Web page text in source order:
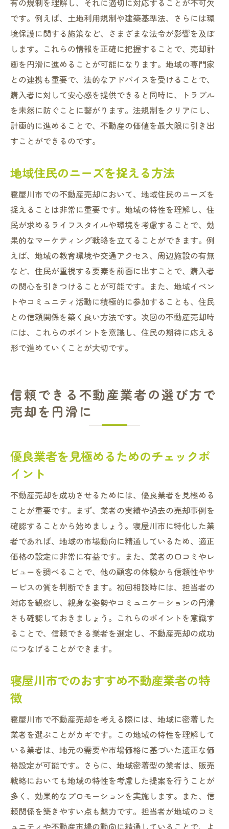
有の規制を理解し、それに適切に対応することが不可欠
です。例えば、土地利用規制や建築基準法、さらには環
境保護に関する施策など、さまざまな法令が影響を及ぼ
します。これらの情報を正確に把握することで、売却計
画を円滑に進めることが可能になります。地域の専門家
との連携も重要で、法的なアドバイスを受けることで、
購入者に対して安心感を提供できると同時に、トラブル
を未然に防ぐことに繋がります。法規制をクリアにし、
計画的に進めることで、不動産の価値を最大限に引き出
すことができるのです。
地域住民のニーズを捉える方法
寝屋川市での不動産売却において、地域住民のニーズを
捉えることは非常に重要です。地域の特性を理解し、住
民が求めるライフスタイルや環境を考慮することで、効
果的なマーケティング戦略を立てることができます。例
えば、地域の教育環境や交通アクセス、周辺施設の有無
など、住民が重視する要素を前面に出すことで、購入者
の関心を引きつけることが可能です。また、地域イベン
トやコミュニティ活動に積極的に参加することも、住民
との信頼関係を築く良い方法です。次回の不動産売却時
には、これらのポイントを意識し、住民の期待に応える
形で進めていくことが大切です。
信頼できる不動産業者の選び方で
売却を円滑に
優良業者を見極めるためのチェックポ
イント
不動産売却を成功させるためには、優良業者を見極める
ことが重要です。まず、業者の実績や過去の売却事例を
確認することから始めましょう。寝屋川市に特化した業
者であれば、地域の市場動向に精通しているため、適正
価格の設定に非常に有益です。また、業者の口コミやレ
ビューを調べることで、他の顧客の体験から信頼性やサ
ービスの質を判断できます。初回相談時には、担当者の
対応を観察し、親身な姿勢やコミュニケーションの円滑
さも確認しておきましょう。これらのポイントを意識す
ることで、信頼できる業者を選定し、不動産売却の成功
につなげることができます。
寝屋川市でのおすすめ不動産業者の特
徴
寝屋川市で不動産売却を考える際には、地域に密着した
業者を選ぶことがカギです。この地域の特性を理解して
いる業者は、地元の需要や市場価格に基づいた適正な価
格設定が可能です。さらに、地域密着型の業者は、販売
戦略においても地域の特性を考慮した提案を行うことが
多く、効果的なプロモーションを実施します。また、信
頼関係を築きやすい点も魅力です。担当者が地域のコミ
ュニティや不動産市場の動向に精通していることで、よ